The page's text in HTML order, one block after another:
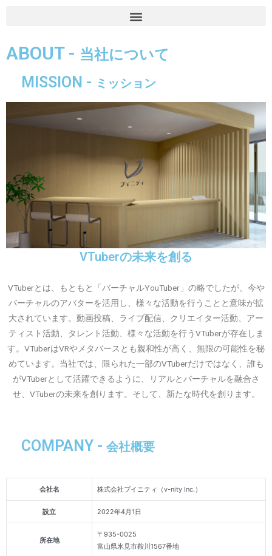
ABOUT - 当社について
MISSION - ミッション
VTuberの未来を創る
VTuberとは、もともと「バーチャルYouTuber」の略でしたが、今や
バーチャルのアバターを活用し、様々な活動を行うことと意味が拡
大されています。動画投稿、ライブ配信、クリエイター活動、アー
ティスト活動、タレント活動、様々な活動を行うVTuberが存在しま
す。VTuberはVRやメタバースとも親和性が高く、無限の可能性を秘
めています。当社では、限られた一部のVTuberだけではなく、誰も
がVTuberとして活躍できるように、リアルとバーチャルを融合さ
せ、VTuberの未来を創ります。そして、新たな時代を創ります。
COMPANY - 会社概要
会社名 株式会社ブイニティ（v-nity Inc.）
設立 2022年4月1日
所在地
〒935-0025
富山県氷見市鞍川1567番地